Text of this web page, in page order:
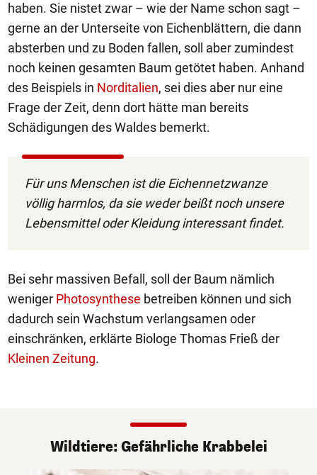
haben. Sie nistet zwar – wie der Name schon sagt –
gerne an der Unterseite von Eichenblättern, die dann
absterben und zu Boden fallen, soll aber zumindest
noch keinen gesamten Baum getötet haben. Anhand
des Beispiels in Norditalien, sei dies aber nur eine
Frage der Zeit, denn dort hätte man bereits
Schädigungen des Waldes bemerkt.
Für uns Menschen ist die Eichennetzwanze
völlig harmlos, da sie weder beißt noch unsere
Lebensmittel oder Kleidung interessant findet.
Bei sehr massiven Befall, soll der Baum nämlich
weniger Photosynthese betreiben können und sich
dadurch sein Wachstum verlangsamen oder
einschränken, erklärte Biologe Thomas Frieß der
Kleinen Zeitung.
Wildtiere: Gefährliche Krabbelei